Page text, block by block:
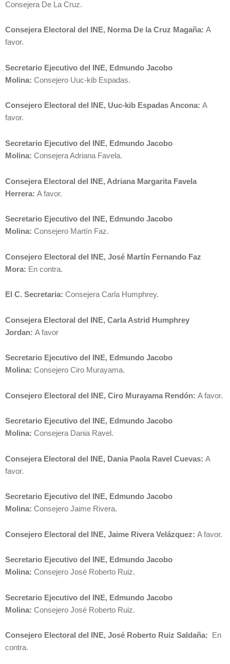
Consejera De La Cruz.
Consejera Electoral del INE, Norma De la Cruz Magaña: A
favor.
Secretario Ejecutivo del INE, Edmundo Jacobo
Molina: Consejero Uuc-kib Espadas.
Consejero Electoral del INE, Uuc-kib Espadas Ancona: A
favor.
Secretario Ejecutivo del INE, Edmundo Jacobo
Molina: Consejera Adriana Favela.
Consejera Electoral del INE, Adriana Margarita Favela
Herrera: A favor.
Secretario Ejecutivo del INE, Edmundo Jacobo
Molina: Consejero Martín Faz.
Consejero Electoral del INE, José Martín Fernando Faz
Mora: En contra.
El C. Secretaria: Consejera Carla Humphrey.
Consejera Electoral del INE, Carla Astrid Humphrey
Jordan: A favor
Secretario Ejecutivo del INE, Edmundo Jacobo
Molina: Consejero Ciro Murayama.
Consejero Electoral del INE, Ciro Murayama Rendón: A favor.
Secretario Ejecutivo del INE, Edmundo Jacobo
Molina: Consejera Dania Ravel.
Consejera Electoral del INE, Dania Paola Ravel Cuevas: A
favor.
Secretario Ejecutivo del INE, Edmundo Jacobo
Molina: Consejero Jaime Rivera.
Consejero Electoral del INE, Jaime Rivera Velázquez: A favor.
Secretario Ejecutivo del INE, Edmundo Jacobo
Molina: Consejero José Roberto Ruiz.
Secretario Ejecutivo del INE, Edmundo Jacobo
Molina: Consejero José Roberto Ruiz.
Consejero Electoral del INE, José Roberto Ruiz Saldaña: En
contra.